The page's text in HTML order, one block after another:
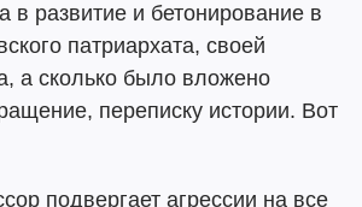
в развитие и бетонирование в
патриархата, своей
а сколько было вложено
переписку истории. Вот
подвергает агрессии на все